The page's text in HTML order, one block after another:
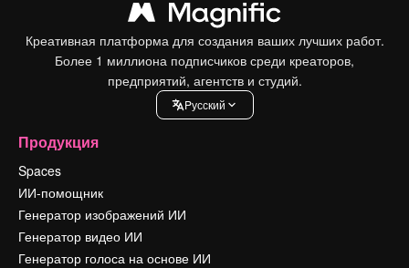
Креативная платформа для создания ваших лучших работ.
Более 1 миллиона подписчиков среди креаторов,
предприятий, агентств и студий.
Pусский
Продукция
Spaces
ИИ-помощник
Генератор изображений ИИ
Генератор видео ИИ
Генератор голоса на основе ИИ